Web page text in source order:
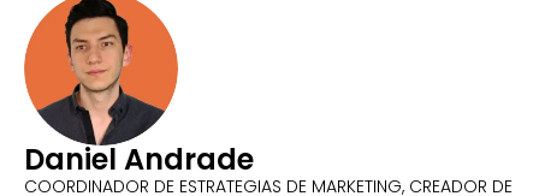
Daniel Andrade
COORDINADOR DE ESTRATEGIAS DE MARKETING, CREADOR DE